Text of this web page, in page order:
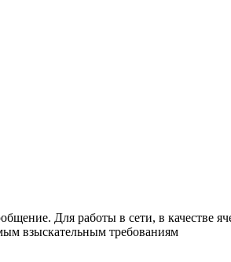
Для работы в сети, в качестве
взыскательным требованиям